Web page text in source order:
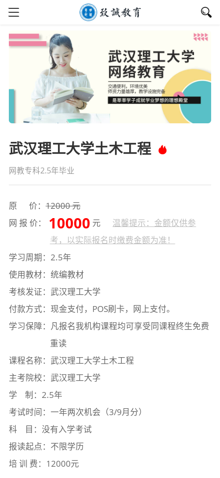
武汉理工大学土木工程
网教专科2.5年毕业
原 价： 12000 元
网 报 价：
10000 元
温馨提示：金额仅供参
考，以实际报名时缴费金额为准！
学习周期：2.5年
使用教材：统编教材
考核发证：武汉理工大学
付款方式：现金支付，POS刷卡，网上支付。
学习保障：凡报名我机构课程均可享受同课程终生免费
重读
课程名称：武汉理工大学土木工程
主考院校：武汉理工大学
学 制：2.5年
考试时间：一年两次机会（3/9月分）
科 目：没有入学考试
报读起点：不限学历
培 训 费：12000元